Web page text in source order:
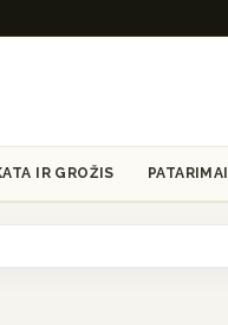
IR GROŽIS PATARIMAI